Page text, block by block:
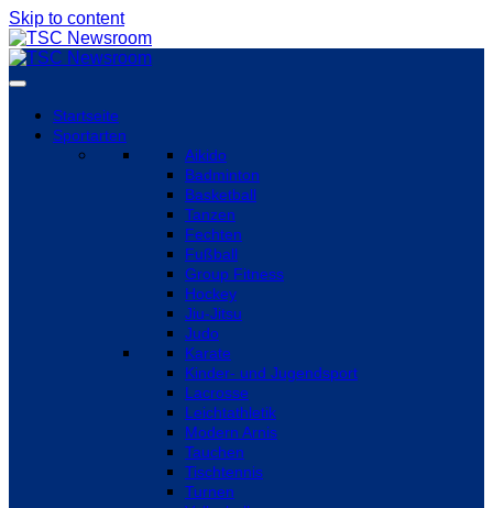
Skip to content
Startseite
Sportarten
Aikido
Badminton
Basketball
Tanzen
Fechten
Fußball
Group Fitness
Hockey
Jiu-Jitsu
Judo
Karate
Kinder- und Jugendsport
Lacrosse
Leichtathletik
Modern Arnis
Tauchen
Tischtennis
Turnen